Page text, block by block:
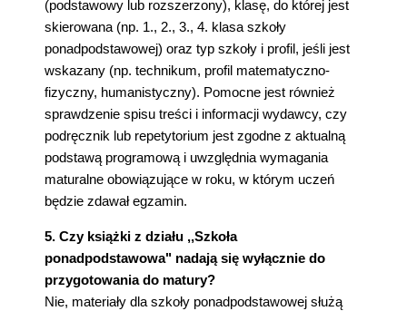
(podstawowy lub rozszerzony), klasę, do której jest
skierowana (np. 1., 2., 3., 4. klasa szkoły
ponadpodstawowej) oraz typ szkoły i profil, jeśli jest
wskazany (np. technikum, profil matematyczno-
fizyczny, humanistyczny). Pomocne jest również
sprawdzenie spisu treści i informacji wydawcy, czy
podręcznik lub repetytorium jest zgodne z aktualną
podstawą programową i uwzględnia wymagania
maturalne obowiązujące w roku, w którym uczeń
będzie zdawał egzamin.
5. Czy książki z działu ,,Szkoła
ponadpodstawowa" nadają się wyłącznie do
przygotowania do matury?
Nie, materiały dla szkoły ponadpodstawowej służą